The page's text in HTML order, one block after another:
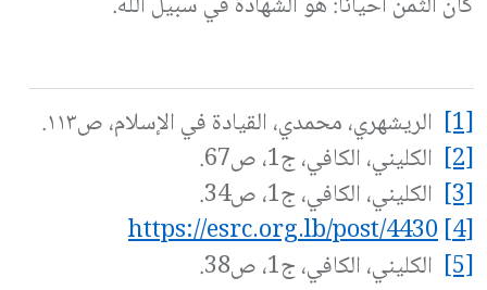
[1] الريشهري، محمدي، القيادة في الإسلام، ص١١٣.
[2] الكليني، الكافي، ج1، ص67.
[3] الكليني، الكافي، ج1، ص34.
[4]
https://esrc.org.lb/post/4430
[5] الكليني، الكافي، ج1، ص38.